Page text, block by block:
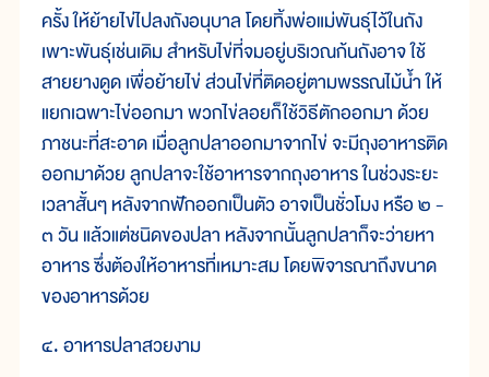
ครั้ง ให้ย้ายไข่ไปลงถังอนุบาล โดยทิ้งพ่อแม่พันธุ์ไว้ในถัง
เพาะพันธุ์เช่นเดิม สำหรับไข่ที่จมอยู่บริเวณก้นถังอาจ ใช้
สายยางดูด เพื่อย้ายไข่ ส่วนไข่ที่ติดอยู่ตามพรรณไม้น้ำ ให้
แยกเฉพาะไข่ออกมา พวกไข่ลอยก็ใช้วิธีตักออกมา ด้วย
ภาชนะที่สะอาด เมื่อลูกปลาออกมาจากไข่ จะมีถุงอาหารติด
ออกมาด้วย ลูกปลาจะใช้อาหารจากถุงอาหาร ในช่วงระยะ
เวลาสั้นๆ หลังจากฟักออกเป็นตัว อาจเป็นชั่วโมง หรือ ๒ -
๓ วัน แล้วแต่ชนิดของปลา หลังจากนั้นลูกปลาก็จะว่ายหา
อาหาร ซึ่งต้องให้อาหารที่เหมาะสม โดยพิจารณาถึงขนาด
ของอาหารด้วย
๔. อาหารปลาสวยงาม